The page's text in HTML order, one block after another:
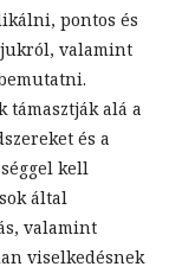
pontos és
valamint
támasztják alá a
és a
kell
által
valamint
viselkedésnek